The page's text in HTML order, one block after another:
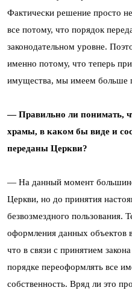
Фактически решение просто
все потому, что порядок
законодательном уровне.
именно потому, что теперь
имущества, мы имеем больше
— Правильно ли понимать,
храмы, в каком бы виде и
переданы Церкви?
— На данный момент
Церкви, но до принятия
безвозмездного пользования.
оформления данных объектов
что в связи с принятием
порядке переоформлять все
собственность. Вряд ли это